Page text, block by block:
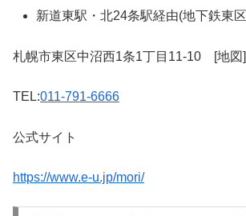
新道東駅・北24条駅経由(地下鉄東
札幌市東区中沼西1条1丁目11-10 [地図]
TEL:011-791-6666
公式サイト
https://www.e-u.jp/mori/